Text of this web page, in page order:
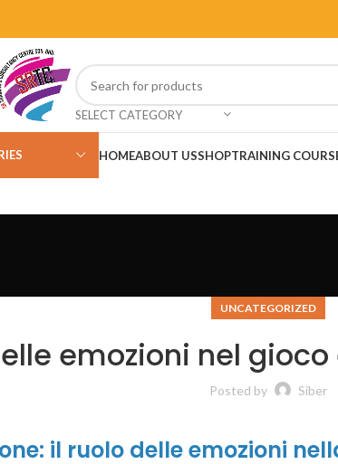
SELECT CATEGORY
HOMEABOUT USSHOPTRAINING
UNCATEGORIZED
emozioni nel
Posted by Siber
il ruolo delle emozioni